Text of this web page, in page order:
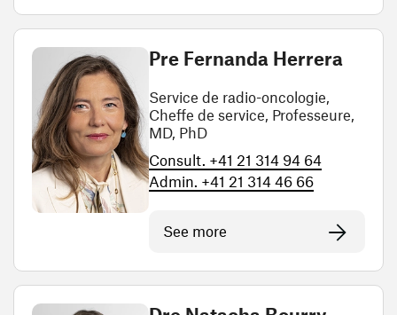
Pre Fernanda Herrera
Service de radio-oncologie,
Cheffe de service, Professeure,
MD, PhD
Consult. +41 21 314 94 64
Admin. +41 21 314 46 66
See more